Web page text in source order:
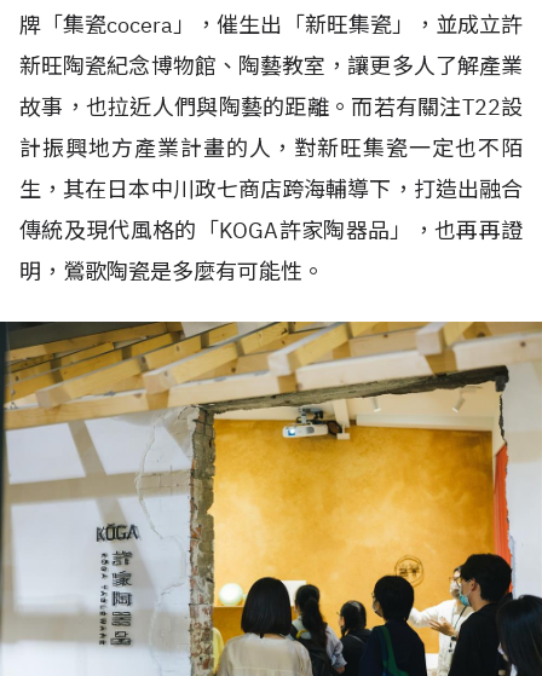
牌「集瓷cocera」，催生出「新旺集瓷」，並成立許
新旺陶瓷紀念博物館、陶藝教室，讓更多人了解產業
故事，也拉近人們與陶藝的距離。而若有關注T22設
計振興地方產業計畫的人，對新旺集瓷一定也不陌
生，其在日本中川政七商店跨海輔導下，打造出融合
傳統及現代風格的「KOGA許家陶器品」，也再再證
明，鶯歌陶瓷是多麼有可能性。